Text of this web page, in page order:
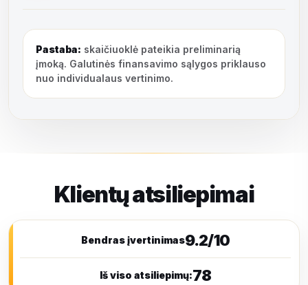
Pastaba: skaičiuoklė pateikia preliminarią
įmoką. Galutinės finansavimo sąlygos priklauso
nuo individualaus vertinimo.
Klientų atsiliepimai
Bendras įvertinimas9.2/10
Iš viso atsiliepimų:78